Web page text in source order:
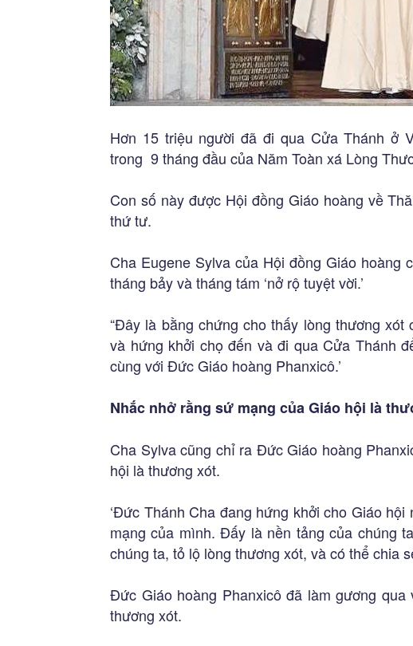
Hơn 15 triệu người đã đi qua Cửa Thánh ở
trong 9 tháng đầu của Năm Toàn xá Lòng
Con số này được Hội đồng Giáo hoàng về
thứ tư.
Cha Eugene Sylva của Hội đồng Giáo hoàng
tháng bảy và tháng tám ‘nở rộ tuyệt vời.’
“Đây là bằng chứng cho thấy lòng thương
và hứng khởi chọ đến và đi qua Cửa Thánh
cùng với Đức Giáo hoàng Phanxicô.’
Nhắc nhở rằng sứ mạng của Giáo hội là
Cha Sylva cũng chỉ ra Đức Giáo hoàng
hội là thương xót.
‘Đức Thánh Cha đang hứng khởi cho Giáo
mạng của mình. Đấy là nền tảng của chúng
chúng ta, tỏ lộ lòng thương xót, và có thể chia
Đức Giáo hoàng Phanxicô đã làm gương
thương xót.